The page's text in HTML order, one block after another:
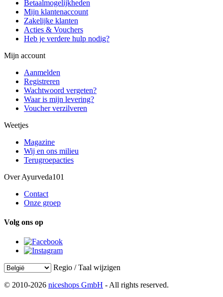
Betaalmogelijkheden
Mijn klantenaccount
Zakelijke klanten
Acties & Vouchers
Heb je verdere hulp nodig?
Mijn account
Aanmelden
Registreren
Wachtwoord vergeten?
Waar is mijn levering?
Voucher verzilveren
Weetjes
Magazine
Wij en ons milieu
Terugroepacties
Over Ayurveda101
Contact
Onze groep
Volg ons op
Regio / Taal wijzigen
© 2010-2026 niceshops GmbH - All rights reserved.